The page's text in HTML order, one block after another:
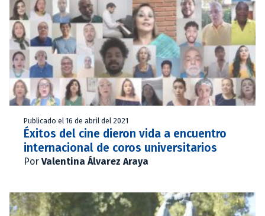
Publicado el 16 de abril del 2021
Éxitos del cine dieron vida a encuentro
internacional de coros universitarios
Por Valentina Álvarez Araya